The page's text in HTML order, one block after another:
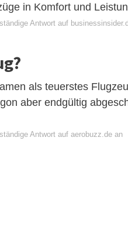
in Komfort und
Antwort auf
als teuerstes
aber endgültig
Antwort auf aerobuzz.de an